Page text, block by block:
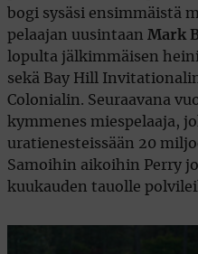
bogi sysäsi ensimmäistä
pelaajan uusintaan Mark
lopulta jälkimmäisen
sekä Bay Hill
Colonialin. Seuraavana
kymmenes miespelaaja,
uratienesteissään 20
Samoihin aikoihin Perry
kuukauden tauolle